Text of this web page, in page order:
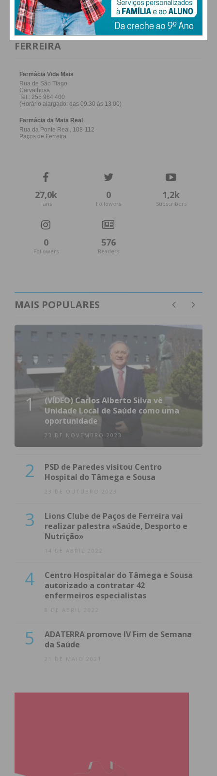
FARMACIAS DE SERVIÇO EM PAÇOS DE
FERREIRA
27,0k
Fans
0
Followers
1,2k
Subscribers
0
Followers
576
Readers
MAIS POPULARES
1
(VÍDEO) Carlos Alberto Silva vê
Unidade Local de Saúde como uma
oportunidade
23 DE NOVEMBRO 2023
2
PSD de Paredes visitou Centro
Hospital do Tâmega e Sousa
23 DE OUTUBRO 2023
3
Lions Clube de Paços de Ferreira vai
realizar palestra «Saúde, Desporto e
Nutrição»
14 DE ABRIL 2022
4
Centro Hospitalar do Tâmega e Sousa
autorizado a contratar 42
enfermeiros especialistas
8 DE ABRIL 2022
5
ADATERRA promove IV Fim de Semana
da Saúde
21 DE MAIO 2021